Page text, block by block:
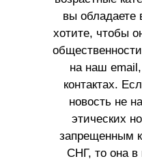
вы обладаете
хотите, чтобы
на наш
контактах.
новость не
этических
запрещенным
СНГ, то она в